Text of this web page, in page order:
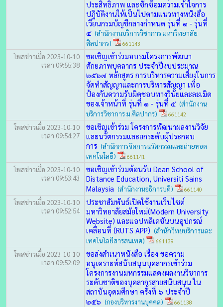
ประสิทธิภาพ และซักซ้อมความเข้าใจการ
ปฏิบัติงานให้เป็นไปตามแนวทางหนังสือ
เวียนกรมบัญชีกลางกำหนด รุ่นที่ ๑ - รุ่นที่
๔ (สำนักงานบริการวิชาการ มหาวิทยาลัย
ศิลปากร)
661143
โพสข่าวเมื่อ 2023-10-10
เวลา 09:55:38
ขอเชิญเข้าร่วมอบรมโครงการพัฒนา
ศักยภาพบุคลากร ประจำปีงบประมาณ
๒๕๖๗ หลักสูตร การบริหารความเสี่ยงในการ
จัดทำสัญญาและการบริหารสัญญา เพื่อ
ป้องกันความรับผิดชอบทางวินัยและละเมิด
ของเจ้าหน้าที่ รุ่นที่ ๑ - รุ่นที่ ๕ (สำนักงาน
บริการวิชาการ ม.ศิลปากร)
661142
โพสข่าวเมื่อ 2023-10-10
เวลา 09:54:27
ขอเชิญเข้าร่วม โครงการพัฒนาผลงานวิจัย
และนวัตกรรมและยกระดับผู้ประกอบ
การ (สำนักการจัดการนวัตกรรมและถ่ายทอด
เทคโนโลยี)
661141
โพสข่าวเมื่อ 2023-10-10
เวลา 09:53:43
ขอเชิญเข้าร่วมต้อนรับ Dean School of
Distance Education, Universiti Sains
Malaysia (สำนักงานอธิการบดี) 661140
โพสข่าวเมื่อ 2023-10-10
เวลา 09:52:54
ประชาสัมพันธ์เปิดใช้งานเว็บไซต์
มหาวิทยาลัยสมัยใหม่(Modern University
Website) และแอปพลิเคชันบนอุปกรณ์
เคลื่อนที่ (RUTS APP) (สำนักวิทยบริการและ
เทคโนโลยีสารสนเทศ)
661139
โพสข่าวเมื่อ 2023-10-10
เวลา 09:52:09
ขอส่งสำเนาหนังสือ เรื่อง ขอความ
อนุเคราะห์สนับสนุนบุคลากรเข้าร่วม
โครงการงานมหกรรมแสดงผลงานวิชาการ
ระดับชาติของบุคลากรสายสนับสนุน ใน
สถาบันอุดมศึกษา ครั้งที่ ๖ ประจำปี
๒๕๖ (กองบริหารงานบุคคล) 661138